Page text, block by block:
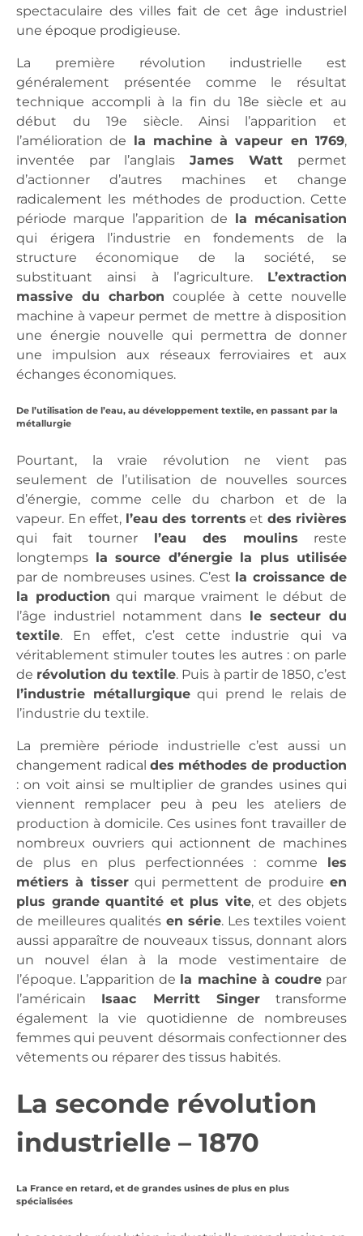
spectaculaire des villes fait de cet âge industriel
une époque prodigieuse.
La première révolution industrielle est
généralement présentée comme le résultat
technique accompli à la fin du 18e siècle et au
début du 19e siècle. Ainsi l’apparition et
l’amélioration de la machine à vapeur en 1769,
inventée par l’anglais James Watt permet
d’actionner d’autres machines et change
radicalement les méthodes de production. Cette
période marque l’apparition de la mécanisation
qui érigera l’industrie en fondements de la
structure économique de la société, se
substituant ainsi à l’agriculture. L’extraction
massive du charbon couplée à cette nouvelle
machine à vapeur permet de mettre à disposition
une énergie nouvelle qui permettra de donner
une impulsion aux réseaux ferroviaires et aux
échanges économiques.
De l’utilisation de l’eau, au développement textile, en passant par la
métallurgie
Pourtant, la vraie révolution ne vient pas
seulement de l’utilisation de nouvelles sources
d’énergie, comme celle du charbon et de la
vapeur. En effet, l’eau des torrents et des rivières
qui fait tourner l’eau des moulins reste
longtemps la source d’énergie la plus utilisée
par de nombreuses usines. C’est la croissance de
la production qui marque vraiment le début de
l’âge industriel notamment dans le secteur du
textile. En effet, c’est cette industrie qui va
véritablement stimuler toutes les autres : on parle
de révolution du textile. Puis à partir de 1850, c’est
l’industrie métallurgiquequi prend le relais de
l’industrie du textile.
La première période industrielle c’est aussi un
changement radical des méthodes de production
: on voit ainsi se multiplier de grandes usines qui
viennent remplacer peu à peu les ateliers de
production à domicile. Ces usines font travailler de
nombreux ouvriers qui actionnent de machines
de plus en plus perfectionnées : comme les
métiers à tisserqui permettent de produireen
plus grande quantité et plus vite, et des objets
de meilleures qualités en série. Les textiles voient
aussi apparaître de nouveaux tissus, donnant alors
un nouvel élan à la mode vestimentaire de
l’époque. L’apparition de la machine à coudrepar
l’américain Isaac Merritt Singertransforme
également la vie quotidienne de nombreuses
femmes qui peuvent désormais confectionner des
vêtements ou réparer des tissus habités.
La seconde révolution
industrielle – 1870
La France en retard, et de grandes usines de plus en plus
spécialisées